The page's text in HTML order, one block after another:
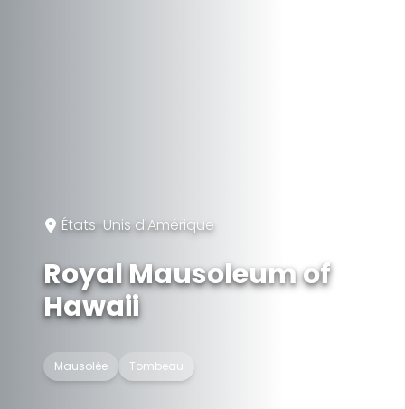
États-Unis d'Amérique
Royal Mausoleum of
Hawaii
Mausolée Tombeau